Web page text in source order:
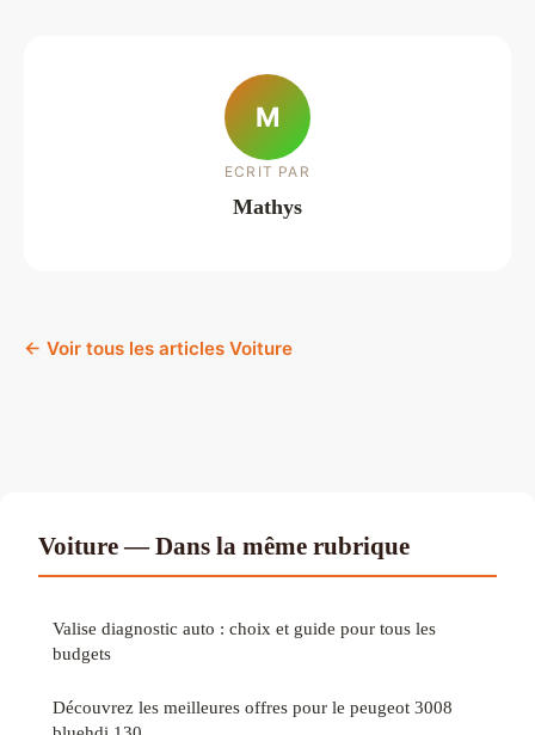
M
ECRIT PAR
Mathys
← Voir tous les articles Voiture
Voiture — Dans la même rubrique
Valise diagnostic auto : choix et guide pour tous les
budgets
Découvrez les meilleures offres pour le peugeot 3008